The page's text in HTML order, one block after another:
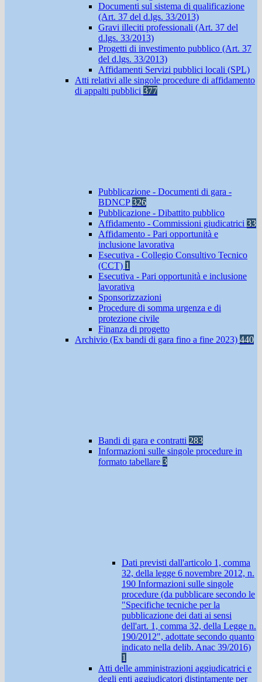
Documenti sul sistema di qualificazione
(Art. 37 del d.lgs. 33/2013)
Gravi illeciti professionali (Art. 37 del
d.lgs. 33/2013)
Progetti di investimento pubblico (Art. 37
del d.lgs. 33/2013)
Affidamenti Servizi pubblici locali (SPL)
Atti relativi alle singole procedure di affidamento
di appalti pubblici 377
Pubblicazione - Documenti di gara -
BDNCP326
Pubblicazione - Dibattito pubblico
Affidamento - Commissioni giudicatrici 33
Affidamento - Pari opportunità e
inclusione lavorativa
Esecutiva - Collegio Consultivo Tecnico
(CCT) 1
Esecutiva - Pari opportunità e inclusione
lavorativa
Sponsorizzazioni
Procedure di somma urgenza e di
protezione civile
Finanza di progetto
Archivio (Ex bandi di gara fino a fine 2023) 440
Bandi di gara e contratti 283
Informazioni sulle singole procedure in
formato tabellare 3
Dati previsti dall'articolo 1, comma
32, della legge 6 novembre 2012, n.
190 Informazioni sulle singole
procedure (da pubblicare secondo le
"Specifiche tecniche per la
pubblicazione dei dati ai sensi
dell'art. 1, comma 32, della Legge n.
190/2012", adottate secondo quanto
indicato nella delib. Anac 39/2016)
1
Atti delle amministrazioni aggiudicatrici e
degli enti aggiudicatori distintamente per